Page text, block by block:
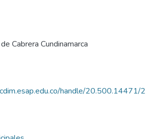
Cabrera Cundinamarca
handle/20.500.14471/2